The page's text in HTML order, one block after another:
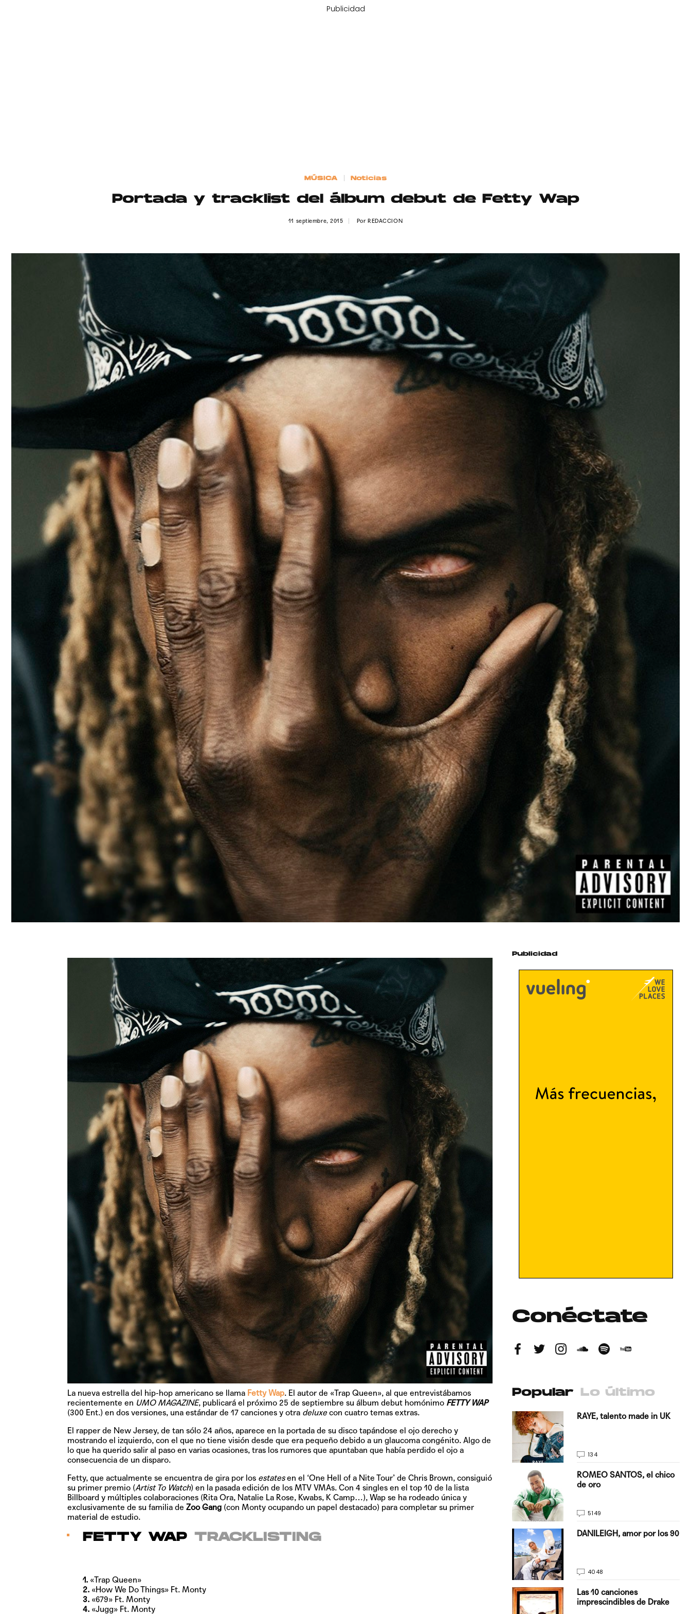
Publicidad
MÚSICA Noticias
Portada y tracklist del álbum debut de Fetty Wap
11 septiembre, 2015 PorREDACCION
La nueva estrella del hip-hop americano se llama Fetty Wap. El autor de «Trap Queen», al que entrevistábamos
recientemente en UMO MAGAZINE, publicará el próximo 25 de septiembre su álbum debut homónimo FETTY WAP
(300 Ent.) en dos versiones, una estándar de 17 canciones y otra deluxecon cuatro temas extras.
El rapper de New Jersey, de tan sólo 24 años, aparece en la portada de su disco tapándose el ojo derecho y
mostrando el izquierdo, con el que no tiene visión desde que era pequeño debido a un glaucoma congénito. Algo de
lo que ha querido salir al paso en varias ocasiones, tras los rumores que apuntaban que había perdido el ojo a
consecuencia de un disparo.
Fetty, que actualmente se encuentra de gira por los estatesen el ‘One Hell of a Nite Tour’ de Chris Brown, consiguió
su primer premio (Artist To Watch) en la pasada edición de los MTV VMAs. Con 4 singles en el top 10 de la lista
Billboard y múltiples colaboraciones (Rita Ora, Natalie La Rose, Kwabs, K Camp…), Wap se ha rodeado única y
exclusivamente de su familia de Zoo Gang(con Monty ocupando un papel destacado) para completar su primer
material de estudio.
FETTY WAP TRACKLISTING
1.«Trap Queen»
2.«How We Do Things» Ft. Monty
3. «679» Ft. Monty
4.«Jugg» Ft. Monty
Publicidad
Conéctate
Popular Lo último
TAINY, adelantado a su
fuerte
RAYE, talento made in UK
134
ROMEO SANTOS, el chico
de oro
5149
DANILEIGH, amor por los 90
4048
Las 10 canciones
imprescindibles de Drake